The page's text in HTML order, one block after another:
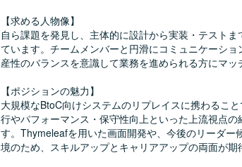
【求める人物像】
自ら課題を発見し、主体的に設計から実装・テスト
ています。チームメンバーと円滑にコミュニケーシ
産性のバランスを意識して業務を進められる方にマッ
【ポジションの魅力】
大規模なBtoC向けシステムのリプレイスに携わるこ
行やパフォーマンス・保守性向上といった上流視点の
す。Thymeleafを用いた画面開発や、今後のリーダー
境のため、スキルアップとキャリアアップの両面が期